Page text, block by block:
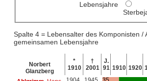
Lebensjahre
Spalte 4 = Lebensalter des Komponisten /
gemeinsamen Lebensjahre
Norbert
Glanzberg
*
1910
†
2001
J.
91 1910 1920